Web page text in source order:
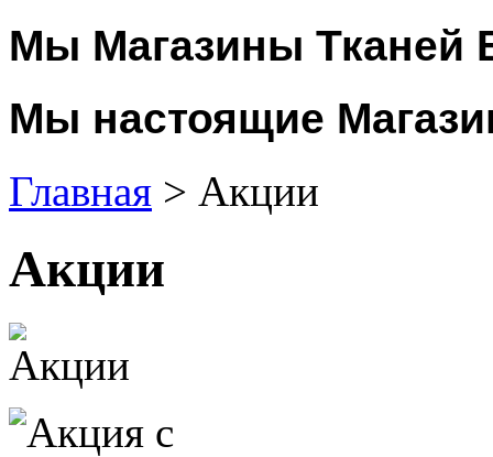
Мы Магазины Тканей
Мы настоящие
Главная > Акции
Акции